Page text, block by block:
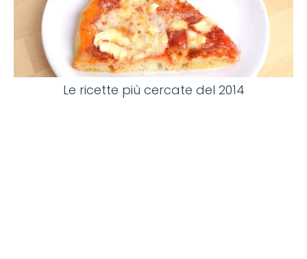
Le ricette più cercate del 2014